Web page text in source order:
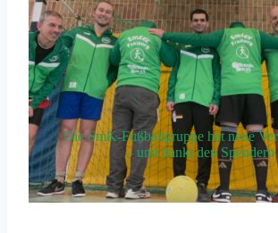
Die SmK-Fußballgruppe hat neue
– und dankt den Spendern